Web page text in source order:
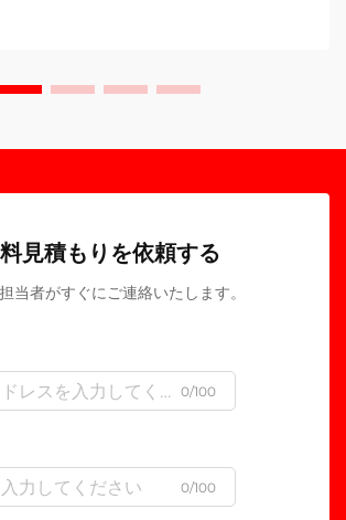
見積もりを依頼する
当者がすぐにご連絡いたします。
0/100
0/100